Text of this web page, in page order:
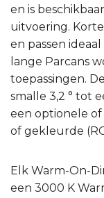
en is
uitvoering.
en passen
lange Parcans
toepassingen.
smalle 3,2 ° tot
een optionele
of gekleurde
Elk Warm-On-
een 3000 K